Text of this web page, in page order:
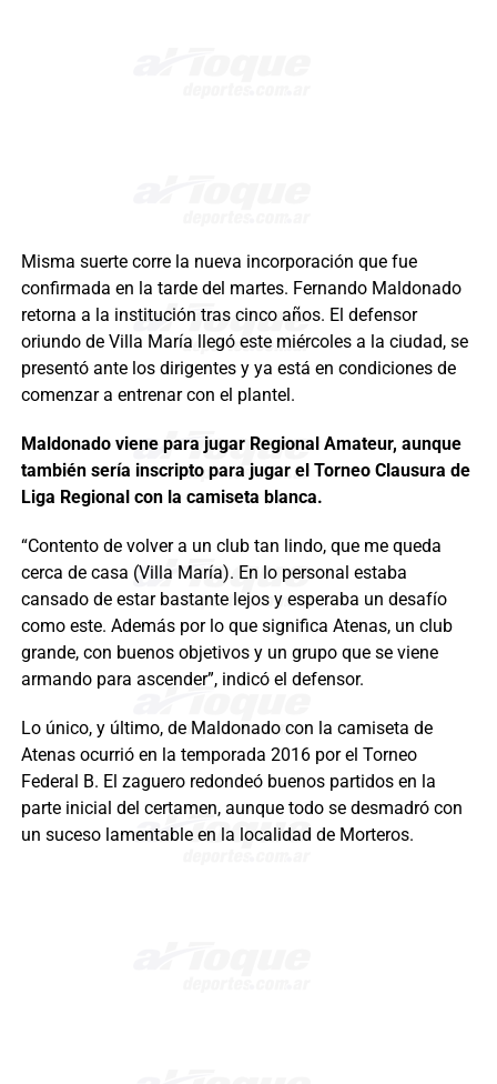
Misma suerte corre la nueva incorporación que fue
confirmada en la tarde del martes. Fernando Maldonado
retorna a la institución tras cinco años. El defensor
oriundo de Villa María llegó este miércoles a la ciudad, se
presentó ante los dirigentes y ya está en condiciones de
comenzar a entrenar con el plantel.
Maldonado viene para jugar Regional Amateur, aunque
también sería inscripto para jugar el Torneo Clausura de
Liga Regional con la camiseta blanca.
“Contento de volver a un club tan lindo, que me queda
cerca de casa (Villa María). En lo personal estaba
cansado de estar bastante lejos y esperaba un desafío
como este. Además por lo que significa Atenas, un club
grande, con buenos objetivos y un grupo que se viene
armando para ascender”, indicó el defensor.
Lo único, y último, de Maldonado con la camiseta de
Atenas ocurrió en la temporada 2016 por el Torneo
Federal B. El zaguero redondeó buenos partidos en la
parte inicial del certamen, aunque todo se desmadró con
un suceso lamentable en la localidad de Morteros.